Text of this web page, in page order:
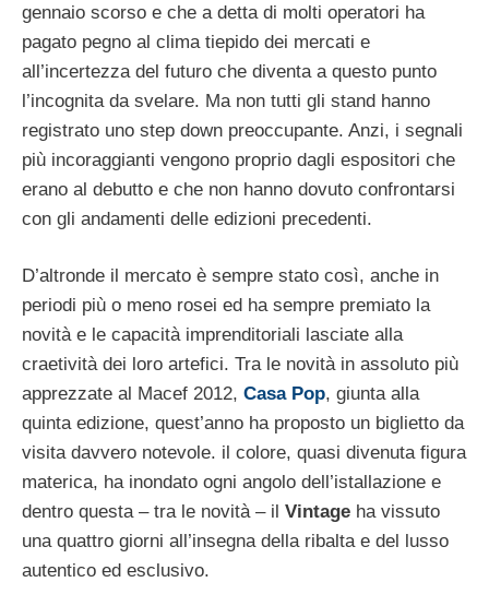
gennaio scorso e che a detta di molti operatori ha
pagato pegno al clima tiepido dei mercati e
all’incertezza del futuro che diventa a questo punto
l’incognita da svelare. Ma non tutti gli stand hanno
registrato uno step down preoccupante. Anzi, i segnali
più incoraggianti vengono proprio dagli espositori che
erano al debutto e che non hanno dovuto confrontarsi
con gli andamenti delle edizioni precedenti.
D’altronde il mercato è sempre stato così, anche in
periodi più o meno rosei ed ha sempre premiato la
novità e le capacità imprenditoriali lasciate alla
craetività dei loro artefici. Tra le novità in assoluto più
apprezzate al Macef 2012, Casa Pop, giunta alla
quinta edizione, quest’anno ha proposto un biglietto da
visita davvero notevole. il colore, quasi divenuta figura
materica, ha inondato ogni angolo dell’istallazione e
dentro questa – tra le novità – il Vintage ha vissuto
una quattro giorni all’insegna della ribalta e del lusso
autentico ed esclusivo.